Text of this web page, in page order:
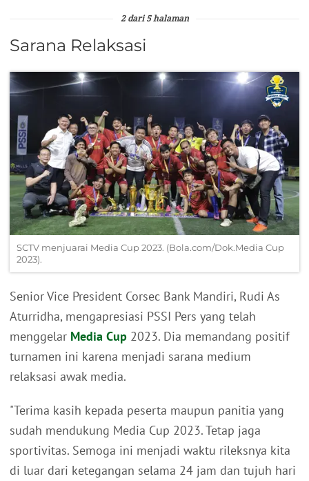
2 dari 5 halaman
Sarana Relaksasi
SCTV menjuarai Media Cup 2023. (Bola.com/Dok.Media Cup
2023).
Senior Vice President Corsec Bank Mandiri, Rudi As
Aturridha, mengapresiasi PSSI Pers yang telah
menggelar Media Cup 2023. Dia memandang positif
turnamen ini karena menjadi sarana medium
relaksasi awak media.
"Terima kasih kepada peserta maupun panitia yang
sudah mendukung Media Cup 2023. Tetap jaga
sportivitas. Semoga ini menjadi waktu rileksnya kita
di luar dari ketegangan selama 24 jam dan tujuh hari